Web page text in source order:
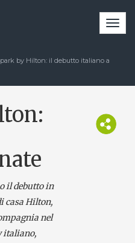
by Hilton: il debutto italiano a
il debutto in
casa Hilton,
nel
italiano,